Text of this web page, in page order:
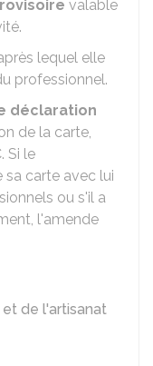
valable
lequel elle
professionnel.
déclaration
de la carte,
. Si le
sa carte avec lui
ou s'il a
l'amende
de l'artisanat